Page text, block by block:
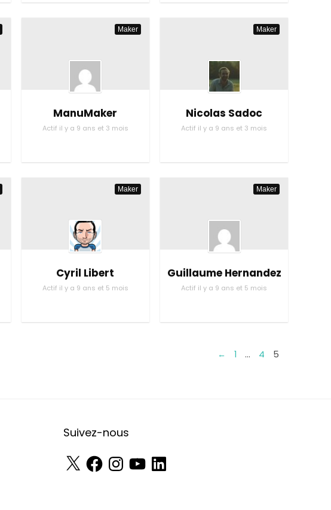
Maker
ManuMaker
Actif il y a 9 ans et 3 mois
Maker
Nicolas Sadoc
Actif il y a 9 ans et 3 mois
Maker
Cyril Libert
Actif il y a 9 ans et 5 mois
Maker
Guillaume Hernandez
Actif il y a 9 ans et 5 mois
← 1 … 4 5
Suivez-nous
X FacebookInstagramYouTube
LinkedIn